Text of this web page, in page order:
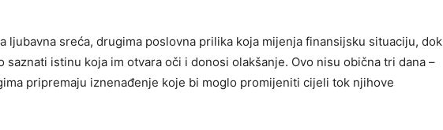
ljubavna sreća, drugima poslovna prilika koja mijenja finansijsku situaciju, dok
saznati istinu koja im otvara oči i donosi olakšanje. Ovo nisu obična tri dana –
pripremaju iznenađenje koje bi moglo promijeniti cijeli tok njihove